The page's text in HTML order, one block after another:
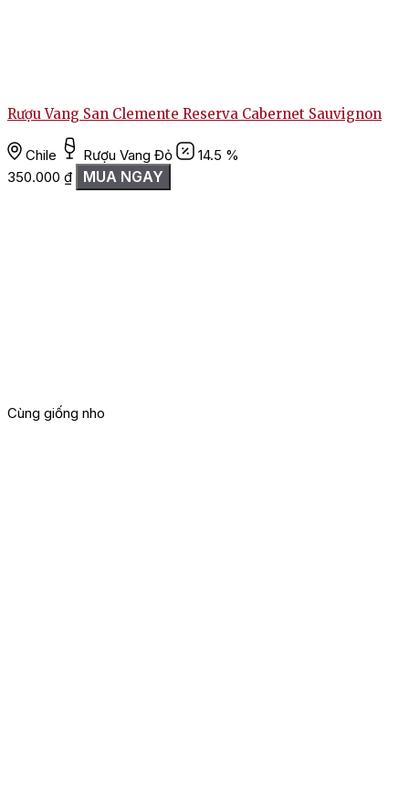
Rượu Vang San Clemente Reserva Cabernet Sauvignon
Chile Rượu Vang Đỏ
14.5 %
350.000 ₫ MUA NGAY
Cùng giống nho